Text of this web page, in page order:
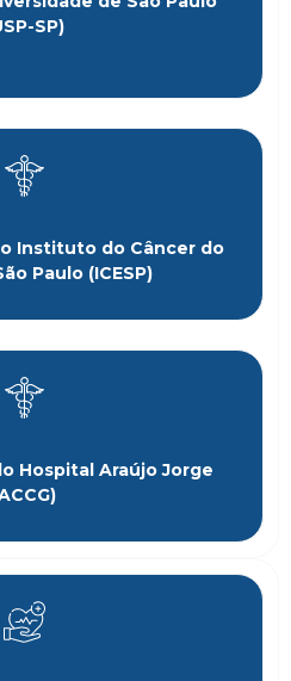
SP)
Instituto do Câncer do
Paulo (ICESP)
Hospital Araújo Jorge